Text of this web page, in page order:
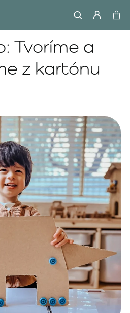
Tvoríme a
z kartónu